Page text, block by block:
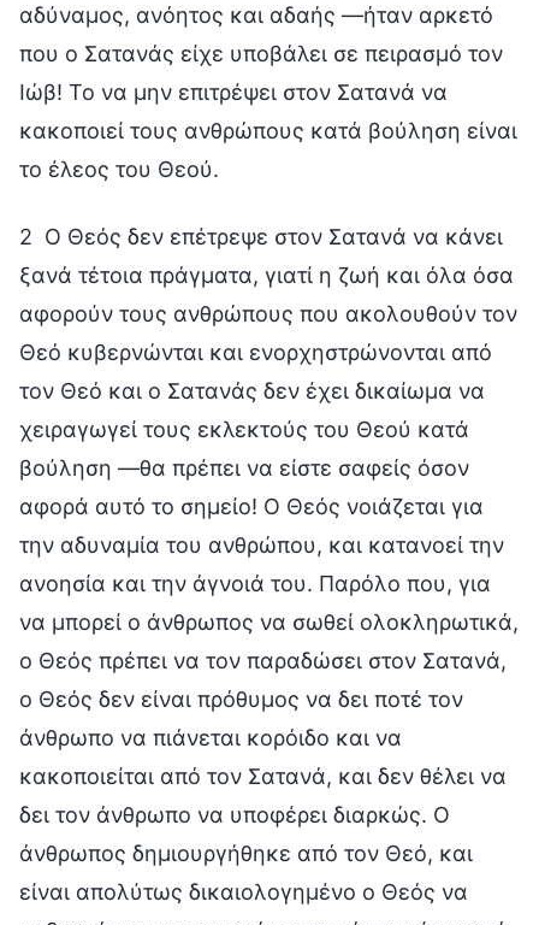
αδύναμος, ανόητος και αδαής —ήταν αρκετό
που ο Σατανάς είχε υποβάλει σε πειρασμό τον
Ιώβ! Το να μην επιτρέψει στον Σατανά να
κακοποιεί τους ανθρώπους κατά βούληση είναι
το έλεος του Θεού.
2 Ο Θεός δεν επέτρεψε στον Σατανά να κάνει
ξανά τέτοια πράγματα, γιατί η ζωή και όλα όσα
αφορούν τους ανθρώπους που ακολουθούν τον
Θεό κυβερνώνται και ενορχηστρώνονται από
τον Θεό και ο Σατανάς δεν έχει δικαίωμα να
χειραγωγεί τους εκλεκτούς του Θεού κατά
βούληση —θα πρέπει να είστε σαφείς όσον
αφορά αυτό το σημείο! Ο Θεός νοιάζεται για
την αδυναμία του ανθρώπου, και κατανοεί την
ανοησία και την άγνοιά του. Παρόλο που, για
να μπορεί ο άνθρωπος να σωθεί ολοκληρωτικά,
ο Θεός πρέπει να τον παραδώσει στον Σατανά,
ο Θεός δεν είναι πρόθυμος να δει ποτέ τον
άνθρωπο να πιάνεται κορόιδο και να
κακοποιείται από τον Σατανά, και δεν θέλει να
δει τον άνθρωπο να υποφέρει διαρκώς. Ο
άνθρωπος δημιουργήθηκε από τον Θεό, και
είναι απολύτως δικαιολογημένο ο Θεός να